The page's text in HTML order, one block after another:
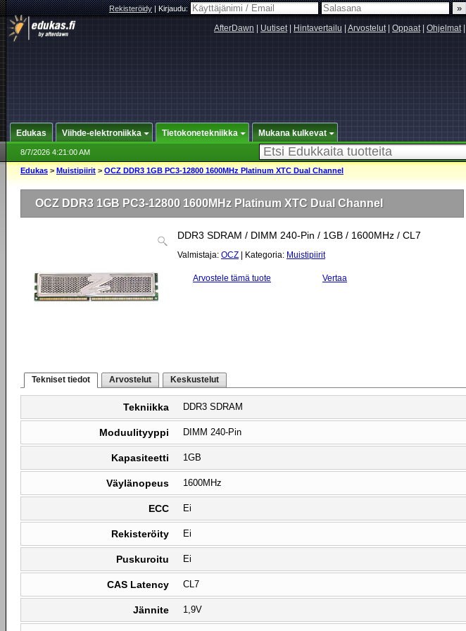
Rekisteröidy|Kirjaudu:
AfterDawn Uutiset| Hintavertailu Arvostelut| Oppaat| Ohjelmat|
Edukas Viihde-elektroniikka Tietokonetekniikka Mukana kulkevat
8/7/2026 4:21:00 AM
Edukas > Muistipiirit > OCZ DDR3 1GB PC3-12800 1600MHz Platinum XTC Dual Channel
OCZ DDR3 1GB PC3-12800 1600MHz Platinum XTC Dual Channel
DDR3 SDRAM / DIMM 240-Pin / 1GB / 1600MHz / CL7
Valmistaja: OCZ | Kategoria: Muistipiirit
Arvostele tämä tuote Vertaa
Tekniset tiedot Arvostelut Keskustelut
Tekniikka DDR3 SDRAM
Moduulityyppi DIMM 240-Pin
Kapasiteetti 1GB
Väylänopeus 1600MHz
ECC Ei
Rekisteröity Ei
Puskuroitu Ei
CAS Latency CL7
Jännite 1,9V